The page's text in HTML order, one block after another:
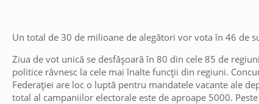
Un total de 30 de milioane de alegători vor vota în 46 de
Ziua de vot unică se desfășoară în 80 din cele 85 de
politice râvnesc la cele mai înalte funcții din regiuni.
Federației are loc o luptă pentru mandatele vacante ale
total al campaniilor electorale este de aproape 5000.